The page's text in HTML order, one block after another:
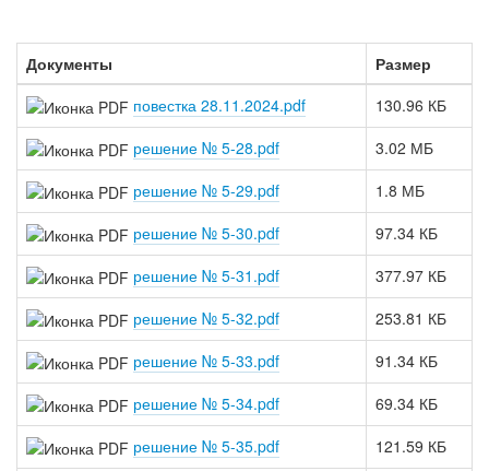
Документы
Размер
повестка 28.11.2024.pdf
130.96 КБ
решение № 5-28.pdf
3.02 МБ
решение № 5-29.pdf
1.8 МБ
решение № 5-30.pdf
97.34 КБ
решение № 5-31.pdf
377.97 КБ
решение № 5-32.pdf
253.81 КБ
решение № 5-33.pdf
91.34 КБ
решение № 5-34.pdf
69.34 КБ
решение № 5-35.pdf
121.59 КБ